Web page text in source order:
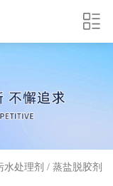
水处理剂 蒸盐脱胶剂